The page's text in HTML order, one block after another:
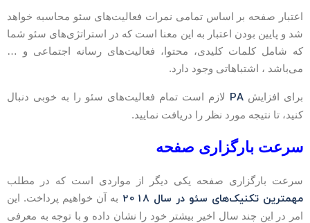
صفحه بر اساس تمامی نمرات فعالیت‌های سئو محاسبه خواهد
و پایین بودن اعتبار به این معنا است که در استراتژی‌های سئو شما
شامل کلمات کلیدی، محتوا، فعالیت‌های رسانه اجتماعی و …
، اشتباهاتی وجود دارد.
افزایش PAلازم است تمام فعالیت‌های سئو را به خوبی دنبال
تا نتیجه مورد نظر را دریافت نمایید.
بارگزاری صفحه
بارگزاری صفحه یکی دیگر از مواردی است که در مطلب
تکنیک‌های سئو در سال 2018
به آن خواهیم پرداخت. این
در این چند سال اخیر بیشتر خود را نشان داده و با توجه به معرفی